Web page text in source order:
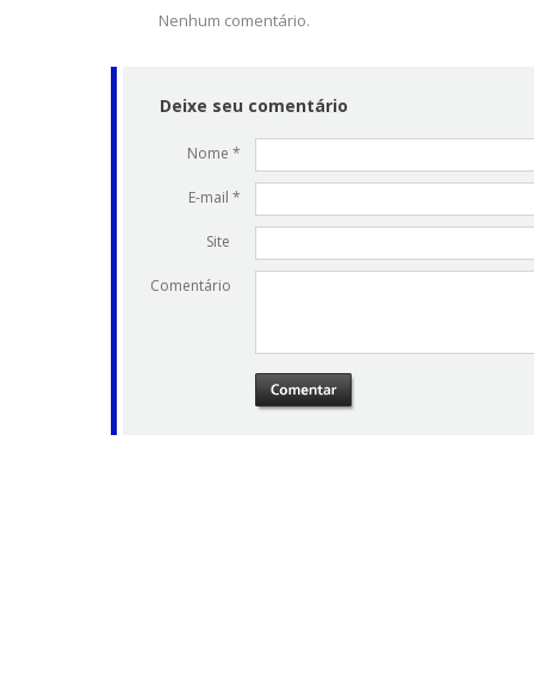
Nenhum comentário.
Deixe seu comentário
Nome *
E-mail *
Site
Comentário